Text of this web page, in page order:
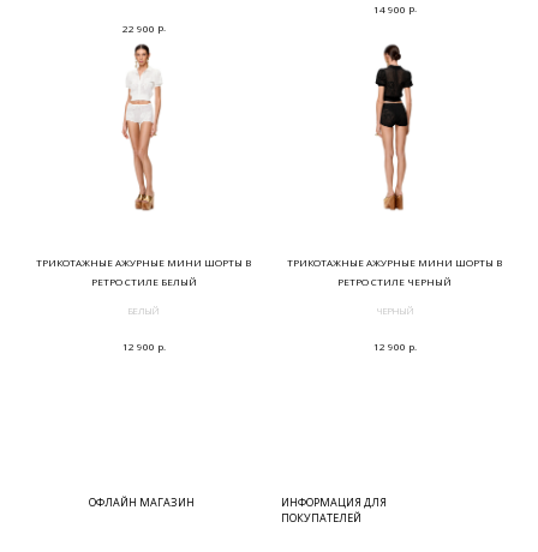
22 900 р.
14 900 р.
ТРИКОТАЖНЫЕ АЖУРНЫЕ МИНИ ШОРТЫ В
РЕТРО СТИЛЕ БЕЛЫЙ
БЕЛЫЙ
12 900 р.
ТРИКОТАЖНЫЕ АЖУРНЫЕ МИНИ ШОРТЫ В
РЕТРО СТИЛЕ ЧЕРНЫЙ
ЧЕРНЫЙ
12 900 р.
ОФЛАЙН МАГАЗИН
ИНФОРМАЦИЯ ДЛЯ
ПОКУПАТЕЛЕЙ